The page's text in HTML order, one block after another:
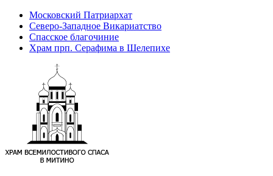
Московский Патриархат
Северо-Западное Викариатство
Спасское благочиние
Храм прп. Серафима в Шелепихе